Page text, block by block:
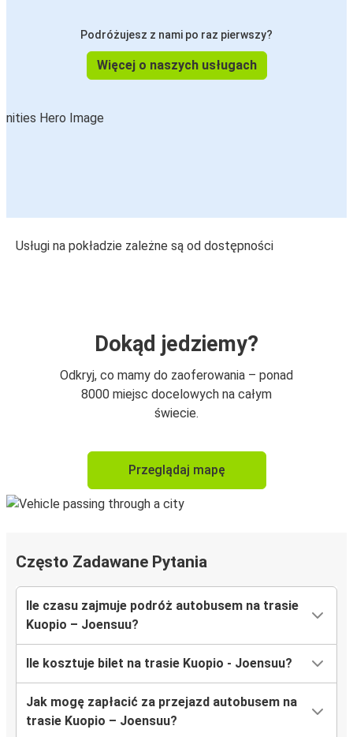
Podróżujesz z nami po raz pierwszy?
Więcej o naszych usługach
Usługi na pokładzie zależne są od dostępności
Dokąd jedziemy?
Odkryj, co mamy do zaoferowania – ponad
8000 miejsc docelowych na całym
świecie.
Przeglądaj mapę
Często Zadawane Pytania
Ile czasu zajmuje podróż autobusem na trasie
Kuopio – Joensuu?
Ile kosztuje bilet na trasie Kuopio - Joensuu?
Jak mogę zapłacić za przejazd autobusem na
trasie Kuopio – Joensuu?